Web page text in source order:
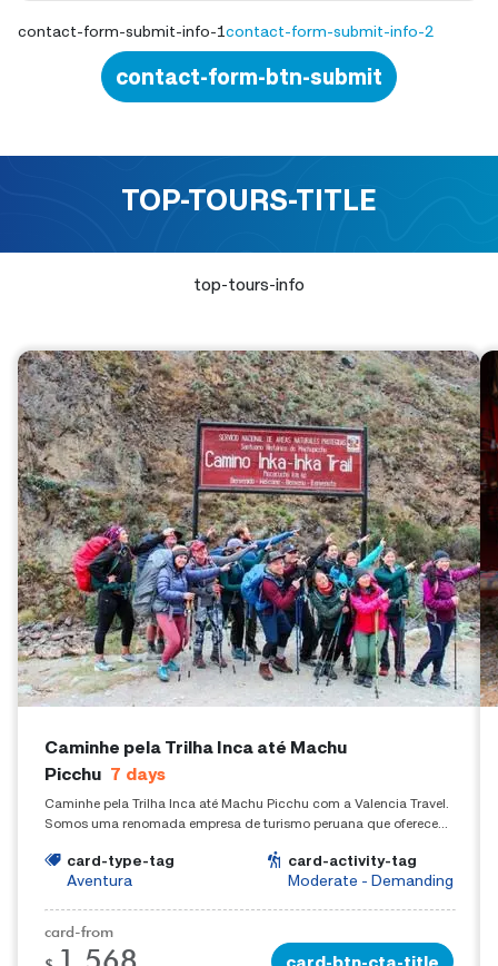
contact-form-submit-info-1contact-form-submit-info-2
contact-form-btn-submit
TOP-TOURS-TITLE
top-tours-info
Caminhe pela Trilha Inca até Machu
Picchu 7 days
Caminhe pela Trilha Inca até Machu Picchu com a Valencia Travel.
Somos uma renomada empresa de turismo peruana que oferece
card-type-tag
Aventura
card-activity-tag
Moderate - Demanding
card-from
card-btn-cta-title